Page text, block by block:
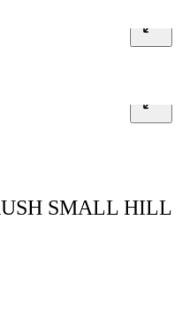
SMALL HILL